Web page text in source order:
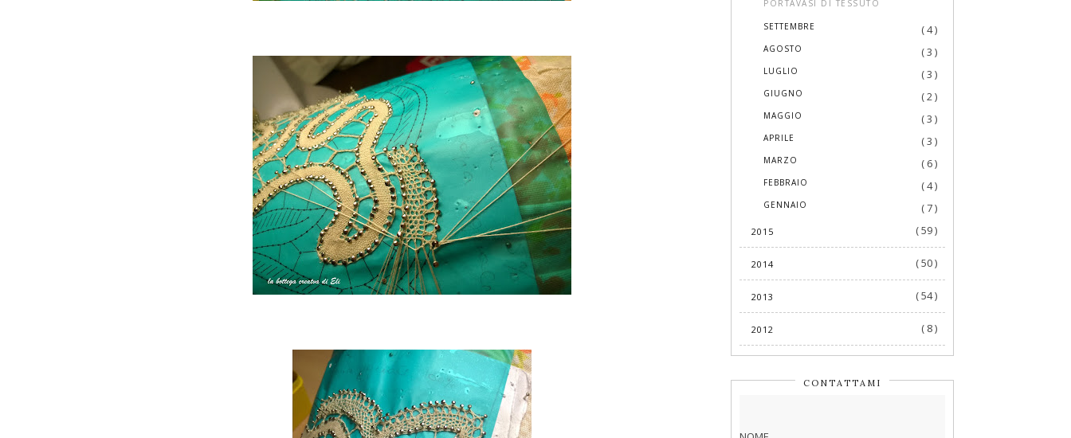
PORTAVASI DI TESSUTO
SETTEMBRE ( 4 )
AGOSTO ( 3 )
LUGLIO ( 3 )
GIUGNO ( 2 )
MAGGIO ( 3 )
APRILE ( 3 )
MARZO ( 6 )
FEBBRAIO ( 4 )
GENNAIO ( 7 )
2015 ( 59 )
2014 ( 50 )
2013 ( 54 )
2012 ( 8 )
CONTATTAMI